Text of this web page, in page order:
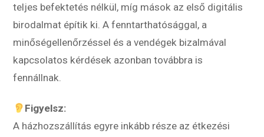
teljes befektetés nélkül, míg mások az első digitális
birodalmat építik ki. A fenntarthatósággal, a
minőségellenőrzéssel és a vendégek bizalmával
kapcsolatos kérdések azonban továbbra is
fennállnak.
Figyelsz:
A házhozszállítás egyre inkább része az étkezési